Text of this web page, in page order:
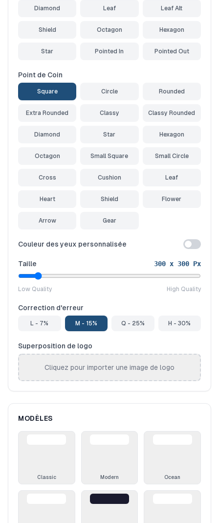
Diamond Leaf Leaf Alt
Shield Octagon Hexagon
Star Pointed In Pointed Out
Point de Coin
Square Circle Rounded
Extra Rounded Classy Classy Rounded
Diamond Star Hexagon
Octagon Small Square Small Circle
Cross Cushion Leaf
Heart Shield Flower
Arrow Gear
Couleur des yeux personnalisée
Taille 300 x 300 Px
Low Quality High Quality
Correction d'erreur
L - 7% M - 15% Q - 25% H - 30%
Superposition de logo
Cliquez pour importer une image de logo
MODÈLES
Classic Modern Ocean